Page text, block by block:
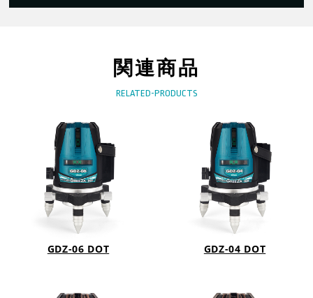
関連商品
RELATED-PRODUCTS
GDZ-06 DOT GDZ-04 DOT